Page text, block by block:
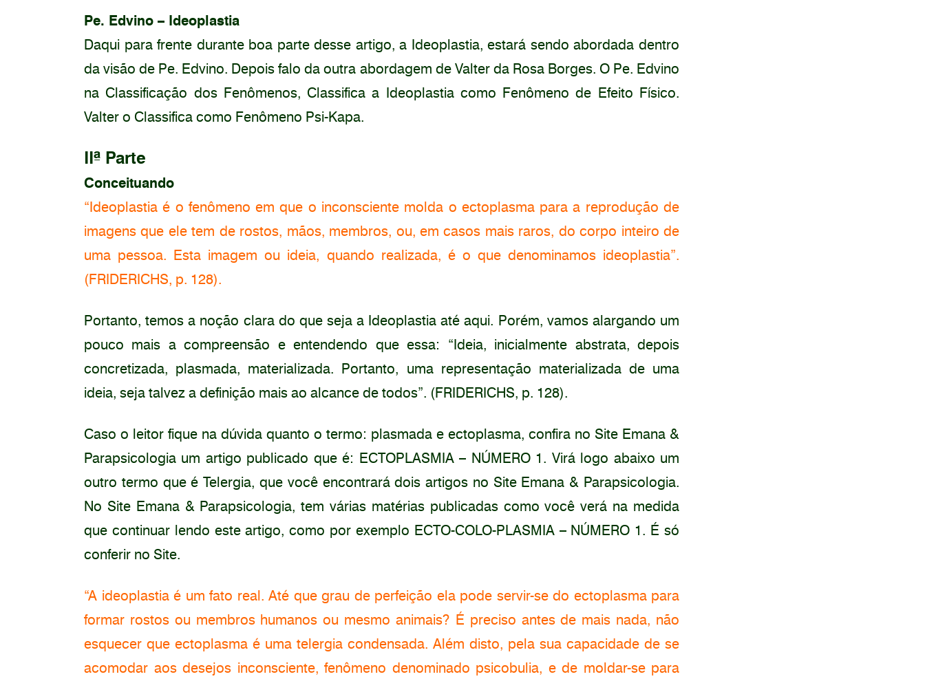
Pe. Edvino – Ideoplastia
Daqui para frente durante boa parte desse artigo, a Ideoplastia, estará sendo abordada dentro
da visão de Pe. Edvino. Depois falo da outra abordagem de Valter da Rosa Borges. O Pe. Edvino
na Classificação dos Fenômenos, Classifica a Ideoplastia como Fenômeno de Efeito Físico.
Valter o Classifica como Fenômeno Psi-Kapa.
IIª Parte
Conceituando
“Ideoplastia é o fenômeno em que o inconsciente molda o ectoplasma para a reprodução de
imagens que ele tem de rostos, mãos, membros, ou, em casos mais raros, do corpo inteiro de
uma pessoa. Esta imagem ou ideia, quando realizada, é o que denominamos ideoplastia”.
(FRIDERICHS, p. 128).
Portanto, temos a noção clara do que seja a Ideoplastia até aqui. Porém, vamos alargando um
pouco mais a compreensão e entendendo que essa: “Ideia, inicialmente abstrata, depois
concretizada, plasmada, materializada. Portanto, uma representação materializada de uma
ideia, seja talvez a definição mais ao alcance de todos”. (FRIDERICHS, p. 128).
Caso o leitor fique na dúvida quanto o termo: plasmada e ectoplasma, confira no Site Emana &
Parapsicologia um artigo publicado que é: ECTOPLASMIA – NÚMERO 1. Virá logo abaixo um
outro termo que é Telergia, que você encontrará dois artigos no Site Emana & Parapsicologia.
No Site Emana & Parapsicologia, tem várias matérias publicadas como você verá na medida
que continuar lendo este artigo, como por exemplo ECTO-COLO-PLASMIA – NÚMERO 1. É só
conferir no Site.
“A ideoplastia é um fato real. Até que grau de perfeição ela pode servir-se do ectoplasma para
formar rostos ou membros humanos ou mesmo animais? É preciso antes de mais nada, não
esquecer que ectoplasma é uma telergia condensada. Além disto, pela sua capacidade de se
acomodar aos desejos inconsciente, fenômeno denominado psicobulia, e de moldar-se para